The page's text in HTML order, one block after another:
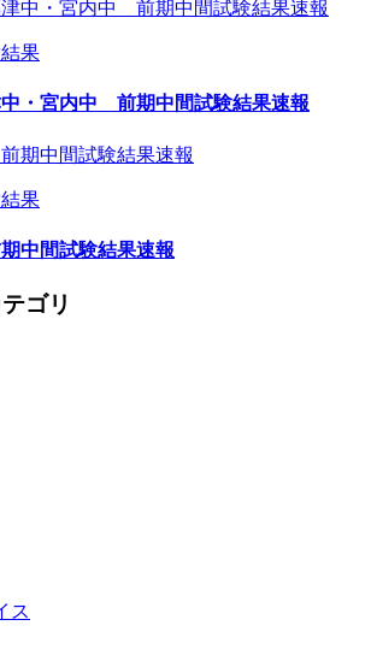
果
中・宮内中 前期中間試験結果速報
果
中間試験結果速報
ゴリ
ス